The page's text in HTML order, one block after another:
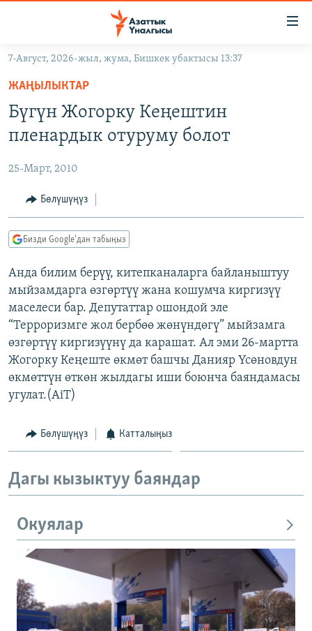
Навигацияга
өтүңүз
Издөөгө
салыңызКЫРГЫЗСТАН
ЭКОНОМИКА
МАДАНИЯТ
ДҮЙНӨ
БОРБОР АЗИЯ
УКРАИНА
АТАЙЫН ИЛИКТӨӨ
ТВ ПРОГРАММАЛАР
ЭКСПЕРТТЕР ТАЛДАЙТ
БИЗ ЖАНА ДҮЙНӨ
ЭЖЕ-СИҢДИЛЕР
АЗАТТЫК+
ЫҢГАЙСЫЗ СУРООЛОР
ӨЗГӨЧӨ ПИКИР
Русский
ОНЛАЙН ШЕРИНЕ
7-Август, 2026-жыл, жума, Бишкек убактысы 13:37
ЖАҢЫЛЫКТАР
Бүгүн Жогорку Кеңештин
пленардык отуруму болот
25-Март, 2010
Бөлүшүңүз
Бизди Google'дан табыңыз
Анда билим берүү, китепканаларга байланыштуу
мыйзамдарга өзгөртүү жана кошумча киргизүү
маселеси бар. Депутаттар ошондой эле
“Терроризмге жол бербөө жөнүндөгү” мыйзамга
өзгөртүү киргизүүнү да карашат. Ал эми 26-мартта
Жогорку Кеңеште өкмөт башчы Данияр Үсөновдун
өкмөттүн өткөн жылдагы иши боюнча баяндамасы
угулат.(AiT)
Бөлүшүңүз Катталыңыз
Дагы кызыктуу баяндар
Окуялар